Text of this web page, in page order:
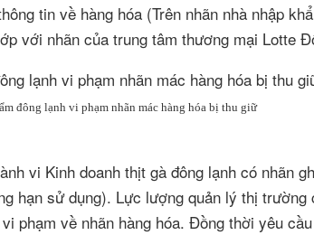
tin về hàng hóa (Trên nhãn nhà nhập
với nhãn của trung tâm thương mại Lotte
đông lạnh vi phạm nhãn mác hàng hóa bị thu giữ
vi Kinh doanh thịt gà đông lạnh có nhãn
hạn sử dụng). Lực lượng quản lý thị trường
phạm về nhãn hàng hóa. Đồng thời yêu